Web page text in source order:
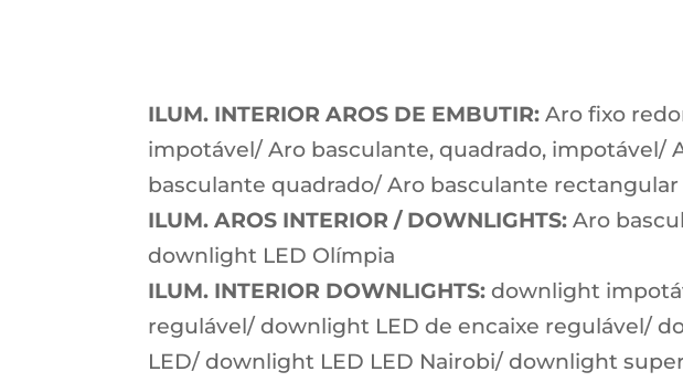
ILUM. INTERIOR AROS DE EMBUTIR: Aro fixo
impotável/ Aro basculante, quadrado,
basculante quadrado/ Aro basculante
ILUM.AROS INTERIOR / DOWNLIGHTS: Aro
downlight LED Olímpia
ILUM. INTERIOR DOWNLIGHTS: downlight
regulável/ downlight LED de encaixe regulável/
LED/ downlight LED LED Nairobi/ downlight